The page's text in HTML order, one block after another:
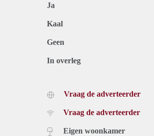
Ja
Kaal
Geen
In overleg
Vraag de adverteerder
Vraag de adverteerder
Eigen woonkamer